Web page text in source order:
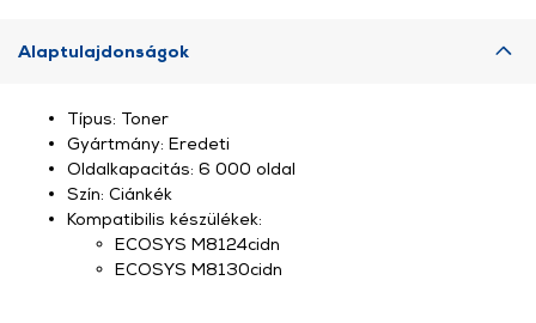
Alaptulajdonságok
Típus: Toner
Gyártmány: Eredeti
Oldalkapacitás: 6 000 oldal
Szín: Ciánkék
Kompatibilis készülékek:
ECOSYS M8124cidn
ECOSYS M8130cidn